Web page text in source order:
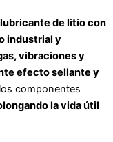
de litio con
industrial y
vibraciones y
efecto sellante y
componentes
la vida útil